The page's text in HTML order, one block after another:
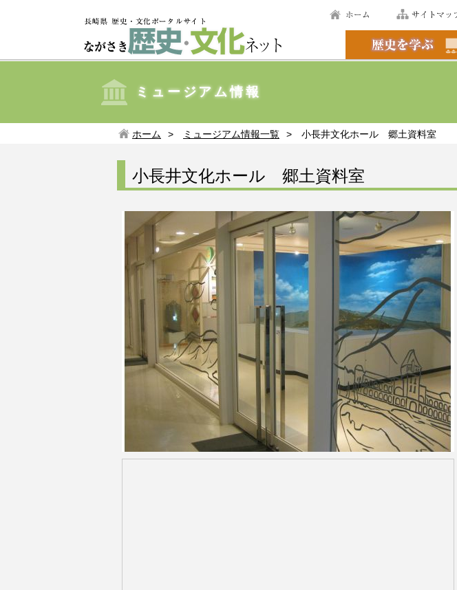
ミュージアム情報
ホーム ミュージアム情報一覧 小長井文化ホール 郷土資料室
小長井文化ホール 郷土資料室